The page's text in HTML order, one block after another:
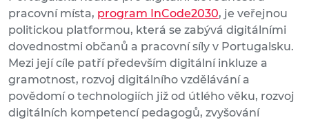
pracovní místa, program InCode2030, je veřejnou
politickou platformou, která se zabývá digitálními
dovednostmi občanů a pracovní síly v Portugalsku.
Mezi její cíle patří především digitální inkluze a
gramotnost, rozvoj digitálního vzdělávání a
povědomí o technologiích již od útlého věku, rozvoj
digitálních kompetencí pedagogů, zvyšování